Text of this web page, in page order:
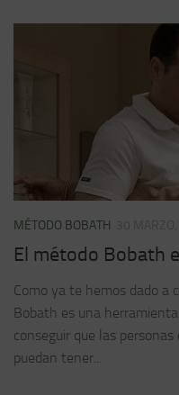
MÉTODO BOBATH
El método Bobath
Como ya te hemos dado a
Bobath es una
conseguir que las
puedan tener...